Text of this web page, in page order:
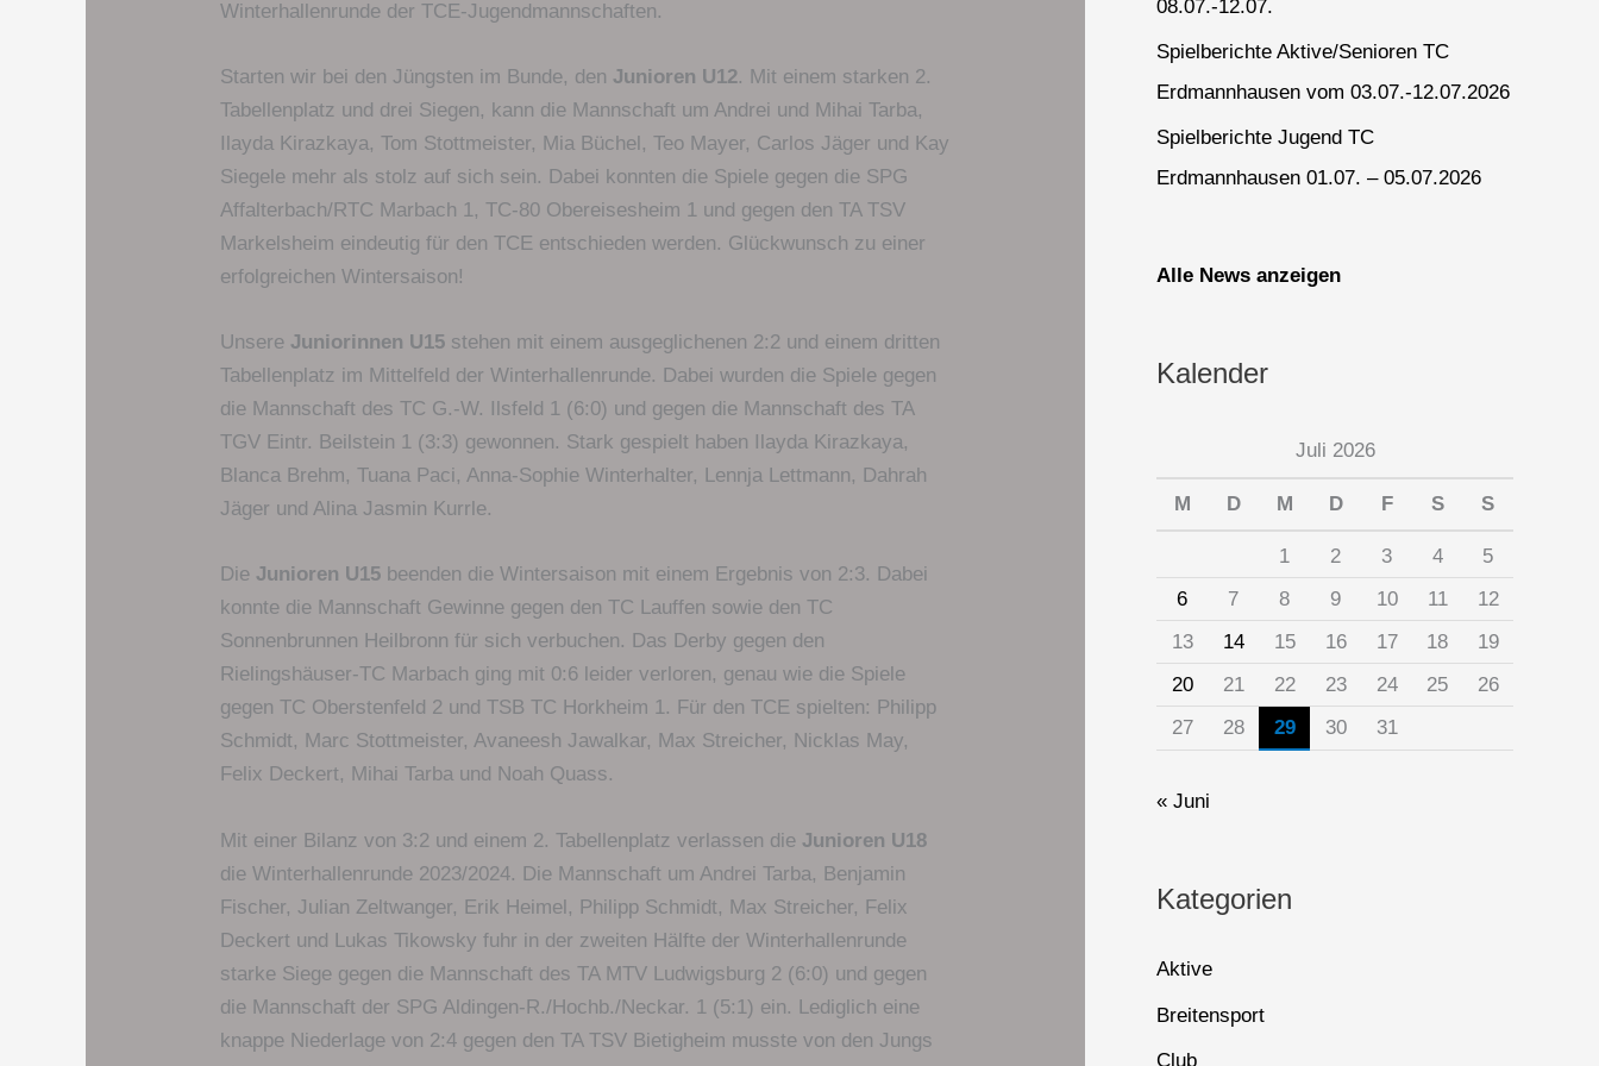
Winterhallenrunde der TCE-Jugendmannschaften.
Starten wir bei den Jüngsten im Bunde, den Junioren U12. Mit einem starken 2.
Tabellenplatz und drei Siegen, kann die Mannschaft um Andrei und Mihai Tarba,
Ilayda Kirazkaya, Tom Stottmeister, Mia Büchel, Teo Mayer, Carlos Jäger und Kay
Siegele mehr als stolz auf sich sein. Dabei konnten die Spiele gegen die SPG
Affalterbach/RTC Marbach 1, TC-80 Obereisesheim 1 und gegen den TA TSV
Markelsheim eindeutig für den TCE entschieden werden. Glückwunsch zu einer
erfolgreichen Wintersaison!
Unsere Juniorinnen U15 stehen mit einem ausgeglichenen 2:2 und einem dritten
Tabellenplatz im Mittelfeld der Winterhallenrunde. Dabei wurden die Spiele gegen
die Mannschaft des TC G.-W. Ilsfeld 1 (6:0) und gegen die Mannschaft des TA
TGV Eintr. Beilstein 1 (3:3) gewonnen. Stark gespielt haben Ilayda Kirazkaya,
Blanca Brehm, Tuana Paci, Anna-Sophie Winterhalter, Lennja Lettmann, Dahrah
Jäger und Alina Jasmin Kurrle.
Die Junioren U15 beenden die Wintersaison mit einem Ergebnis von 2:3. Dabei
konnte die Mannschaft Gewinne gegen den TC Lauffen sowie den TC
Sonnenbrunnen Heilbronn für sich verbuchen. Das Derby gegen den
Rielingshäuser-TC Marbach ging mit 0:6 leider verloren, genau wie die Spiele
gegen TC Oberstenfeld 2 und TSB TC Horkheim 1. Für den TCE spielten: Philipp
Schmidt, Marc Stottmeister, Avaneesh Jawalkar, Max Streicher, Nicklas May,
Felix Deckert, Mihai Tarba und Noah Quass.
Mit einer Bilanz von 3:2 und einem 2. Tabellenplatz verlassen die Junioren U18
die Winterhallenrunde 2023/2024. Die Mannschaft um Andrei Tarba, Benjamin
Fischer, Julian Zeltwanger, Erik Heimel, Philipp Schmidt, Max Streicher, Felix
Deckert und Lukas Tikowsky fuhr in der zweiten Hälfte der Winterhallenrunde
starke Siege gegen die Mannschaft des TA MTV Ludwigsburg 2 (6:0) und gegen
die Mannschaft der SPG Aldingen-R./Hochb./Neckar. 1 (5:1) ein. Lediglich eine
knappe Niederlage von 2:4 gegen den TA TSV Bietigheim musste von den Jungs
08.07.-12.07.
Spielberichte Aktive/Senioren TC
Erdmannhausen vom 03.07.-12.07.2026
Spielberichte Jugend TC
Erdmannhausen 01.07. – 05.07.2026
Alle News anzeigen
Kalender
Juli 2026
M D M D F S S
1 2 3 4
5
6
7 8 9 10 11
12
13
14 15 16 17 18
19
20
21 22 23 24 25
26
27
28 29 30 31
« Juni
Kategorien
Aktive
Breitensport
Club